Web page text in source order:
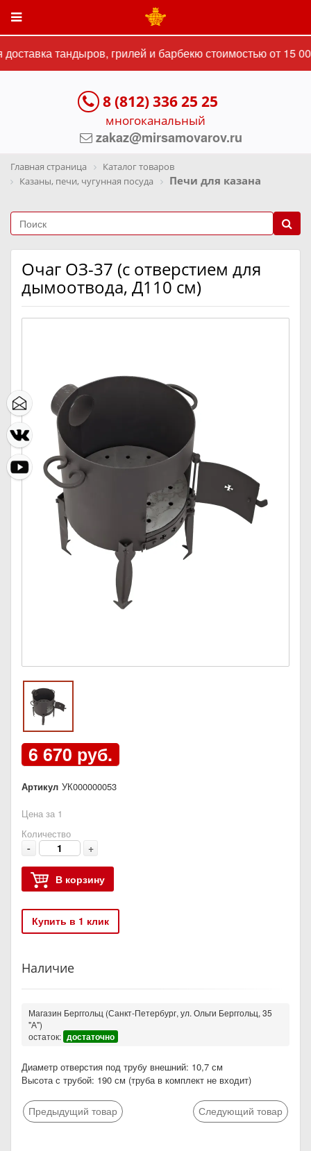
тандыров, грилей и барбекю стоимостью от 15
8 (812) 336 25 25
многоканальный
zakaz@mirsamovarov.ru
Главная страница
Каталог товаров
Казаны, печи, чугунная посуда
Печи для казана
Очаг ОЗ-37 (с отверстием для
дымоотвода, Д110 см)
6 670 руб.
Артикул УК000000053
Цена за 1
Количество
- +
В корзину
Купить в 1 клик
Наличие
Магазин Берггольц (Санкт-Петербург, ул. Ольги Берггольц, 35
"А")
остаток: достаточно
Диаметр отверстия под трубу внешний: 10,7 см
Высота с трубой: 190 см (труба в комплект не входит)
Предыдущий товар Следующий товар